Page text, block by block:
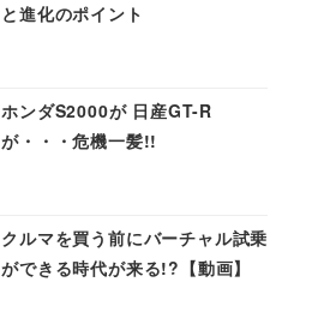
と進化のポイント
ホンダS2000が 日産GT-R
が・・・危機一髪!!
クルマを買う前にバーチャル試乗
ができる時代が来る!?【動画】